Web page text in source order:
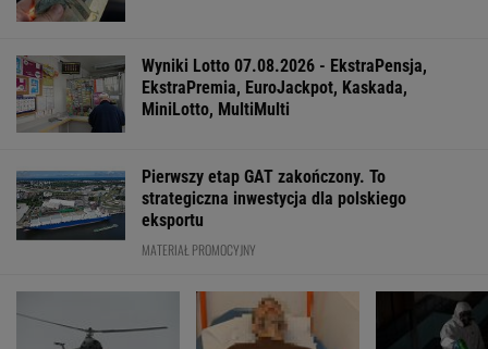
Wyniki Lotto 07.08.2026 - EkstraPensja,
EkstraPremia, EuroJackpot, Kaskada,
MiniLotto, MultiMulti
Pierwszy etap GAT zakończony. To
strategiczna inwestycja dla polskiego
eksportu
MATERIAŁ PROMOCYJNY